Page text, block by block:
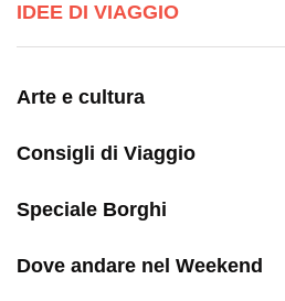
IDEE DI VIAGGIO
Arte e cultura
Consigli di Viaggio
Speciale Borghi
Dove andare nel Weekend